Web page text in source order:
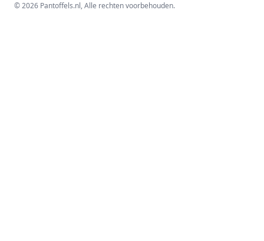
© 2026 Pantoffels.nl, Alle rechten voorbehouden.